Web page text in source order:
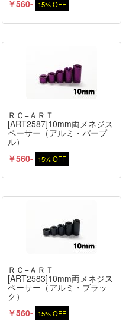
￥560- 15% OFF
ＲＣ−ＡＲＴ
[ART2587]10mm両メネジス
ペーサー（アルミ・パープ
ル）
￥560- 15% OFF
ＲＣ−ＡＲＴ
[ART2583]10mm両メネジス
ペーサー（アルミ・ブラッ
ク）
￥560- 15% OFF